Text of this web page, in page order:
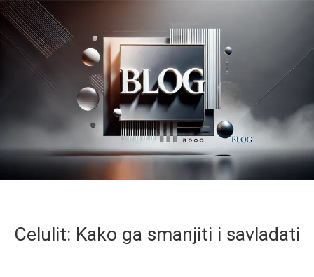
Celulit: Kako ga smanjiti i savladati